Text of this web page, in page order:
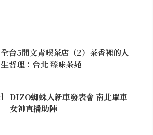
全台5間文青喫茶店（2）茶香裡的人
生哲理：台北 臻味茶苑
DIZO蜘蛛人新車發表會 南北單車
女神直播助陣